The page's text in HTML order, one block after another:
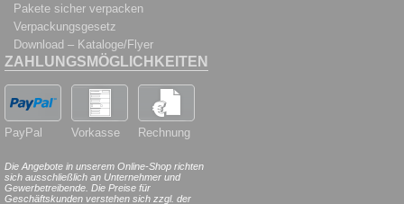
Pakete sicher verpacken
Verpackungsgesetz
Download – Kataloge/Flyer
ZAHLUNGSMÖGLICHKEITEN
PayPal Vorkasse Rechnung
Die Angebote in unserem Online-Shop richten
sich ausschließlich an Unternehmer und
Gewerbetreibende. Die Preise für
Geschäftskunden verstehen sich zzgl. der